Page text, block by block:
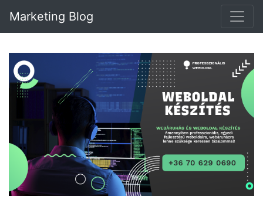
Marketing Blog